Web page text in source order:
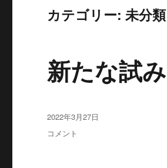
カテゴリー: 未分類
新たな試み
投
稿
2022年3月27日
新
コメント